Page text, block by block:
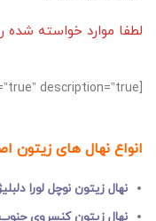
لطفا موارد خواسته شده
انواع نهال های
نهال زیتون نوچل لورا
نهال زیتون کنسروی جنوب